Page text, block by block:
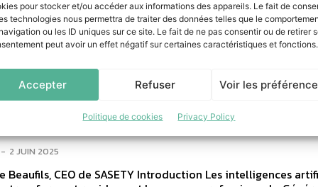
pour stocker et/ou accéder aux informations des appareils. Le fait de
technologies nous permettra de traiter des données telles que le
ou les ID uniques sur ce site. Le fait de ne pas consentir ou de retirer
peut avoir un effet négatif sur certaines caractéristiques et fonctions.
Accepter Refuser Voir les
Politique de cookies Privacy Policy
Avocate à la Cour, spécialiste des nouvelles
personnelles et Jérôme BEAUFILS, CEO de SASETY,
des usages IA :
du CASB et du DLP
les stratégies SASE
- 2 JUIN 2025
de SASETY Introduction Les intelligences artificielles